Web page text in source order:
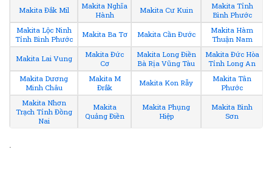
Makita Đắk Mil
Makita Nghĩa
Hành
Makita Cư Kuin
Makita Tỉnh
Bình Phước
Makita Lộc Ninh
Tỉnh Bình Phước
Makita Ba Tơ Makita Cần Đước
Makita Hàm
Thuận Nam
Makita Lai Vung
Makita Đức
Cơ
Makita Long Điền
Bà Rịa Vũng Tàu
Makita Đức Hòa
Tỉnh Long An
Makita Dương
Minh Châu
Makita M
Đrắk
Makita Kon Rẫy
Makita Tân
Phước
Makita Nhơn
Trạch Tỉnh Đồng
Nai
Makita
Quảng Điền
Makita Phụng
Hiệp
Makita Bình
Sơn
.